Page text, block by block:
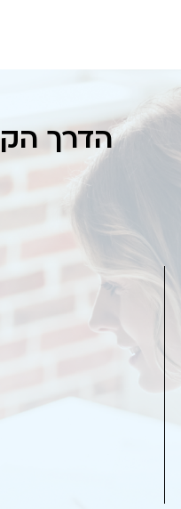
הדרך
דוח
האשראי, בלחיצת